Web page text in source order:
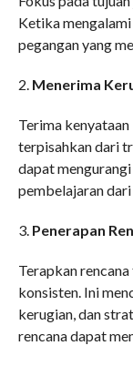
Ketika
pegangan yang
2. Menerima
Terima
terpisahkan dari
dapat
pembelajaran
3. Penerapan
Terapkan
konsisten. Ini
kerugian, dan
rencana dapat